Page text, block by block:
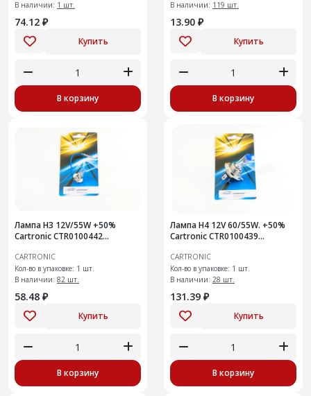
В наличии: 1 шт.
74.12 ₽
Купить
В корзину
В наличии: 119 шт.
13.90 ₽
Купить
В корзину
Лампа H3 12V/55W +50%
Cartronic CTR0100442
света от стандартной
CARTRONIC
Кол-во в упаковке: 1 шт.
В наличии: 82 шт.
58.48 ₽
Купить
В корзину
Лампа H4 12V 60/55W. +50%
Cartronic CTR0100439
света от стандартной
CARTRONIC
Кол-во в упаковке: 1 шт.
В наличии: 28 шт.
131.39 ₽
Купить
В корзину